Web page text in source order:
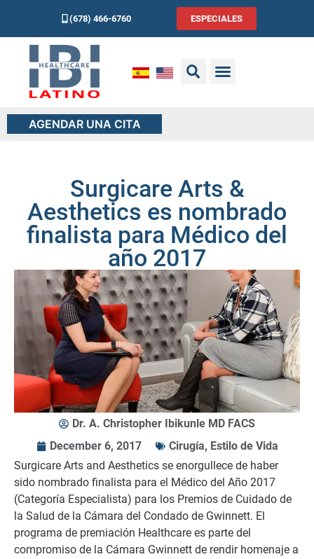
(678) 466-6760 ESPECIALES
AGENDAR UNA CITA
Surgicare Arts &
Aesthetics es nombrado
finalista para Médico del
año 2017
Dr. A. Christopher Ibikunle MD FACS
December 6, 2017
Cirugía, Estilo de Vida
Surgicare Arts and Aesthetics se enorgullece de haber
sido nombrado finalista para el Médico del Año 2017
(Categoría Especialista) para los Premios de Cuidado de
la Salud de la Cámara del Condado de Gwinnett. El
programa de premiación Healthcare es parte del
compromiso de la Cámara Gwinnett de rendir homenaje a